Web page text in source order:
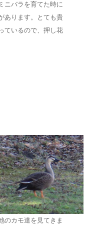
ニバラを育てた時に
あります。とても貴
ているので、押し花
のカモ達を見てきま